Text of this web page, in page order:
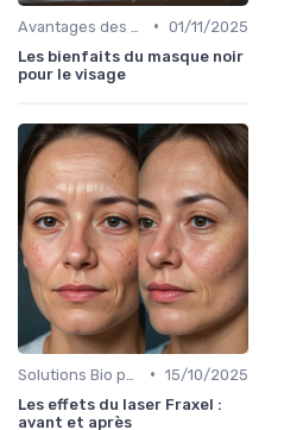
• 01/11/2025
Les bienfaits du masque noir
pour le visage
• 15/10/2025
Les effets du laser Fraxel :
avant et après